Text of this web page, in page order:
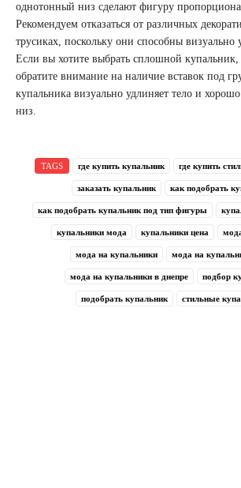
однотонный низ сделают фигуру
Рекомендуем отказаться от различных
трусиках, поскольку они способны визуально
Если вы хотите выбрать сплошной купальник,
обратите внимание на наличие вставок под
купальника визуально удлиняет тело и хорошо
низ.
TAGS где купить купальник где купить
заказать купальник как подобрать
как подобрать купальник под тип фигуры
купальники мода купальники цена
мода на купальники мода на
мода на купальники в днепре подбор
подобрать купальник стильные